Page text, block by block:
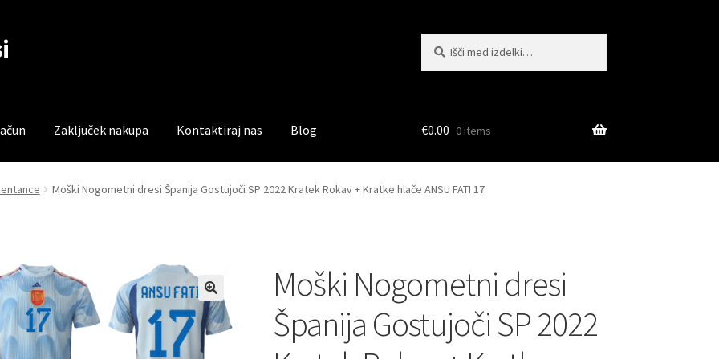
Zaključek nakupa Kontaktiraj nas Blog
Trgovina Zaključek nakupa
€0.00 0 items
Moški Nogometni dresi Španija Gostujoči SP 2022 Kratek Rokav + Kratke hlače ANSU FATI 17
Moški Nogometni dresi
Španija Gostujoči SP 2022